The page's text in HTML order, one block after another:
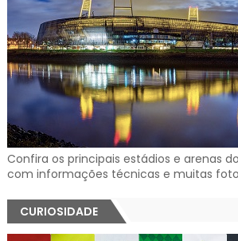
Confira os principais estádios e arenas
com informações técnicas e muitas
CURIOSIDADE